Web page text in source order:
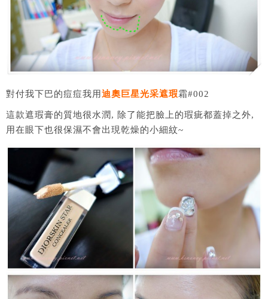
對付我下巴的痘痘我用迪奧巨星光采遮瑕霜#002
這款遮瑕膏的質地很水潤, 除了能把臉上的瑕疵都蓋掉之外,
用在眼下也很保濕不會出現乾燥的小細紋~